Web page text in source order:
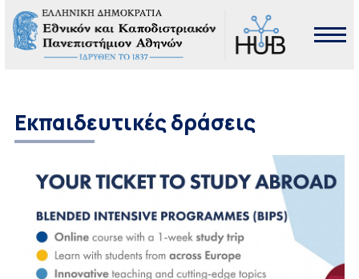
Εκπαιδευτικές δράσεις